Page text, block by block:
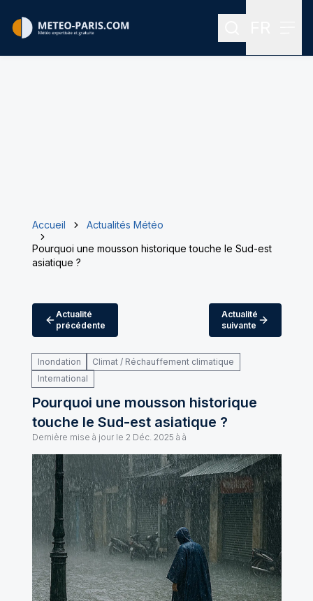
Rechercher
Accueil
Actualités Météo
Pourquoi une mousson historique touche le Sud-est
asiatique ?
Actualité
précédente
Actualité
suivante
Inondation
Climat / Réchauffement climatique
International
Pourquoi une mousson historique
touche le Sud-est asiatique ?
Dernière mise à jour le 2 Déc. 2025 à à